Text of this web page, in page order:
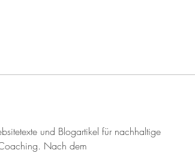
und Blogartikel für nachhaltige
Nach dem